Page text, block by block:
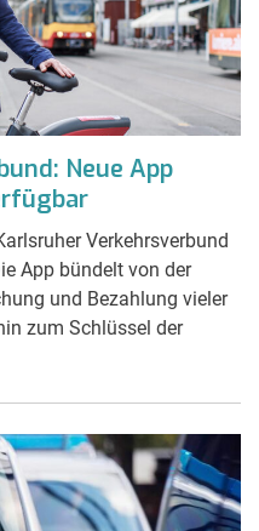
Neue App
Verkehrsverbund
App bündelt von der
und Bezahlung vieler
zum Schlüssel der